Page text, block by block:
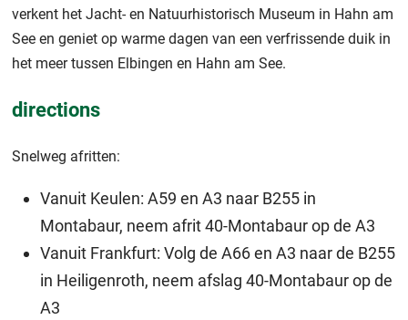
verkent het Jacht- en Natuurhistorisch Museum in Hahn am
See en geniet op warme dagen van een verfrissende duik in
het meer tussen Elbingen en Hahn am See.
directions
Snelweg afritten:
Vanuit Keulen: A59 en A3 naar B255 in
Montabaur, neem afrit 40-Montabaur op de A3
Vanuit Frankfurt: Volg de A66 en A3 naar de B255
in Heiligenroth, neem afslag 40-Montabaur op de
A3